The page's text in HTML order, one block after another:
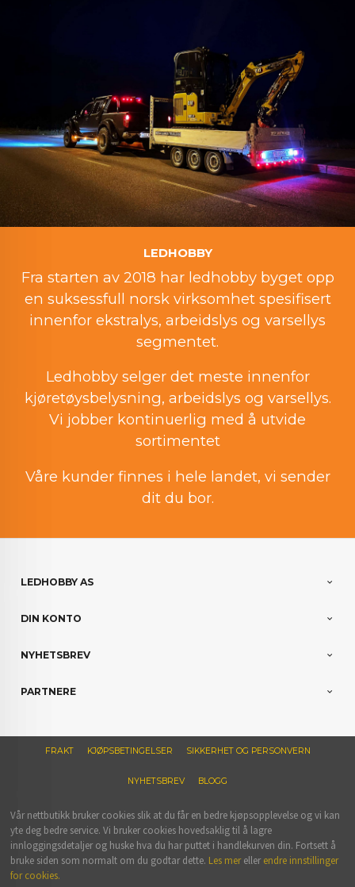
LEDHOBBY
Fra starten av 2018 har ledhobby byget opp
en suksessfull norsk virksomhet spesifisert
innenfor ekstralys, arbeidslys og varsellys
segmentet.
Ledhobby selger det meste innenfor
kjøretøysbelysning, arbeidslys og varsellys.
Vi jobber kontinuerlig med å utvide
sortimentet
Våre kunder finnes i hele landet, vi sender
dit du bor.
LEDHOBBY AS
DIN KONTO
NYHETSBREV
PARTNERE
FRAKT KJØPSBETINGELSER SIKKERHET OG PERSONVERN
NYHETSBREV BLOGG
Vår nettbutikk bruker cookies slik at du får en bedre kjøpsopplevelse og vi kan
yte deg bedre service. Vi bruker cookies hovedsaklig til å lagre
innloggingsdetaljer og huske hva du har puttet i handlekurven din. Fortsett å
bruke siden som normalt om du godtar dette. Les merellerendre innstillinger
for cookies.